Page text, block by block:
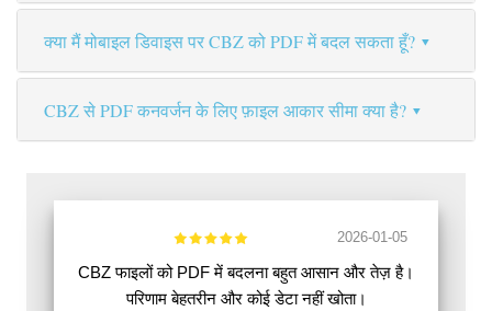
क्या मैं मोबाइल डिवाइस पर CBZ को PDF में बदल सकता हूँ?
CBZ से PDF कनवर्जन के लिए फ़ाइल आकार सीमा क्या है?
2026-01-05
CBZ फाइलों को PDF में बदलना बहुत आसान और तेज़ है।
परिणाम बेहतरीन और कोई डेटा नहीं खोता।